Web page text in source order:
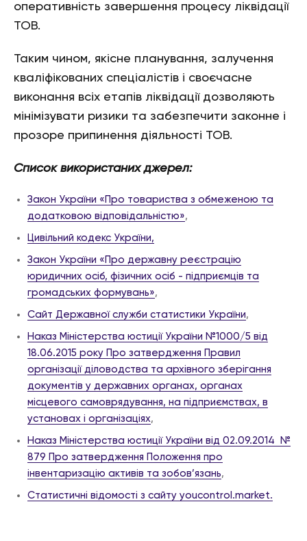
оперативність завершення процесу ліквідації
ТОВ.
Таким чином, якісне планування, залучення
кваліфікованих спеціалістів і своєчасне
виконання всіх етапів ліквідації дозволяють
мінімізувати ризики та забезпечити законне і
прозоре припинення діяльності ТОВ.
Список використаних джерел:
Закон України «Про товариства з обмеженою та
додатковою відповідальністю»,
Цивільний кодекс України,
Закон України «Про державну реєстрацію
юридичних осіб, фізичних осіб - підприємців та
громадських формувань»,
Сайт Державної служби статистики України,
Наказ Міністерства юстиції України №1000/5 від
18.06.2015 року Про затвердження Правил
організації діловодства та архівного зберігання
документів у державних органах, органах
місцевого самоврядування, на підприємствах, в
установах і організаціях,
Наказ Міністерства юстиції України від 02.09.2014 №
879 Про затвердження Положення про
інвентаризацію активів та зобов’язань,
Статистичні відомості з сайту youcontrol.market.